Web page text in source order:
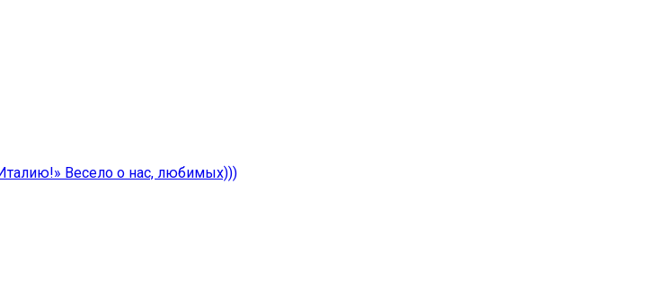
Весело о нас, любимых)))